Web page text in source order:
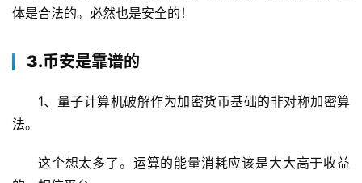
体是合法的。必然也是安全的！
3.币安是靠谱的
1、量子计算机破解作为加密货币基础的非对称加密算
法。
这个想太多了。运算的能量消耗应该是大大高于收益